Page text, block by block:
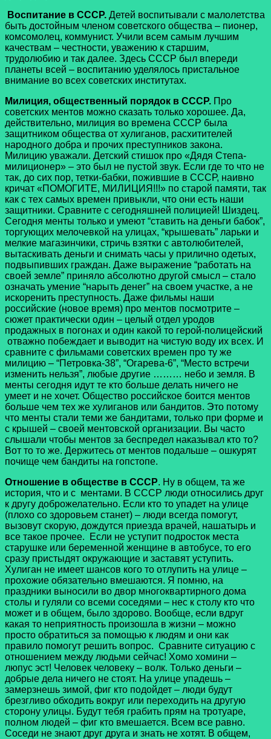
Воспитание в СССР. Детей воспитывали с малолетства
быть достойным членом советского общества – пионер,
комсомолец, коммунист. Учили всем самым лучшим
качествам – честности, уважению к старшим,
трудолюбию и так далее. Здесь СССР был впереди
планеты всей – воспитанию уделялось пристальное
внимание во всех советских институтах.
Милиция, общественный порядок в СССР. Про
советских ментов можно сказать только хорошее. Да,
действительно, милиция во времена СССР была
защитником общества от хулиганов, расхитителей
народного добра и прочих преступников закона.
Милицию уважали. Детский стишок про «Дядя Степа-
милиционер» – это был не пустой звук. Если где то что не
так, до сих пор, тетки-бабки, пожившие в СССР, наивно
кричат «ПОМОГИТЕ, МИЛИЦИЯ!!!» по старой памяти, так
как с тех самых времен привыкли, что они есть наши
защитники. Сравните с сегодняшней полицией! Шиздец.
Сегодня менты только и умеют “ставить на деньги бабок”,
торгующих мелочевкой на улицах, “крышевать” ларьки и
мелкие магазинчики, стричь взятки с автолюбителей,
вытаскивать деньги и снимать часы у прилично одетых,
подвыпивших граждан. Даже выражение “работать на
своей земле” приняло абсолютно другой смысл – стало
означать умение “нарыть денег” на своем участке, а не
искоренить преступность. Даже фильмы наши
российские (новое время) про ментов посмотрите –
сюжет практически один – целый отдел уродов
продажных в погонах и один какой то герой-полицейский
отважно побеждает и выводит на чистую воду их всех. И
сравните с фильмами советских времен про ту же
милицию – “Петровка-38”, “Огарева-6”, “Место встречи
изменить нельзя”, любые другие ……… небо и земля. В
менты сегодня идут те кто больше делать ничего не
умеет и не хочет. Общество российское боится ментов
больше чем тех же хулиганов или бандитов. Это потому
что менты стали теми же бандитами, только при форме и
с крышей – своей ментовской организации. Вы часто
слышали чтобы ментов за беспредел наказывал кто то?
Вот то то же. Держитесь от ментов подальше – ошкурят
почище чем бандиты на гопстопе.
Отношение в обществе в СССР. Ну в общем, та же
история, что и с ментами. В СССР люди относились друг
к другу доброжелательно. Если кто то упадет на улице
(плохо со здоровьем станет) – люди всегда помогут,
вызовут скорую, дождутся приезда врачей, нашатырь и
все такое прочее. Если не уступит подросток места
старушке или беременной женщине в автобусе, то его
сразу пристыдят окружающие и заставят уступить.
Хулиган не имеет шансов кого то отлупить на улице –
прохожие обязательно вмешаются. Я помню, на
праздники выносили во двор многоквартирного дома
столы и гуляли со всеми соседями – нес к столу кто что
может и в общем, было здорово. Вообще, если вдруг
какая то неприятность произошла в жизни – можно
просто обратиться за помощью к людям и они как
правило помогут решить вопрос. Сравните ситуацию с
отношением между людьми сейчас! Хомо хомини –
люпус эст! Человек человеку – волк. Только деньги –
добрые дела ничего не стоят. На улице упадешь –
замерзнешь зимой, фиг кто подойдет – люди будут
брезгливо обходить вокруг или переходить на другую
сторону улицы. Будут тебя грабить прям на тротуаре,
полном людей – фиг кто вмешается. Всем все равно.
Соседи не знают друг друга и знать не хотят. В общем,